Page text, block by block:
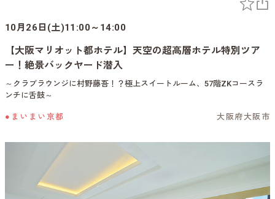
10月26日(土)11:00～14:00
【大阪マリオット都ホテル】天空の超高層ホテル特別ツア
ー！絶景バックヤード潜入
～クラブラウンジに村野藤吾！？極上スイートルーム、57階ZKコースラ
ンチに舌鼓～
●まいまい京都 大阪府大阪市